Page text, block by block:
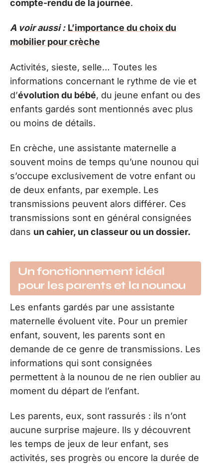
compte-rendu de la journée.
A voir aussi : L’importance du choix du
mobilier pour crèche
Activités, sieste, selle… Toutes les
informations concernant le rythme de vie et
d’évolution du bébé, du jeune enfant ou des
enfants gardés sont mentionnés avec plus
ou moins de détails.
En crèche, une assistante maternelle a
souvent moins de temps qu’une nounou qui
s’occupe exclusivement de votre enfant ou
de deux enfants, par exemple. Les
transmissions peuvent alors différer. Ces
transmissions sont en général consignées
dans un cahier, un classeur ou un dossier.
Un fonctionnement idéal
pour les parents et la nounou
Les enfants gardés par une assistante
maternelle évoluent vite. Pour un premier
enfant, souvent, les parents sont en
demande de ce genre de transmissions. Les
informations qui sont consignées
permettent à la nounou de ne rien oublier au
moment du départ de l’enfant.
Les parents, eux, sont rassurés : ils n’ont
aucune surprise majeure. Ils y découvrent
les temps de jeux de leur enfant, ses
activités, ses progrès ou encore la durée de